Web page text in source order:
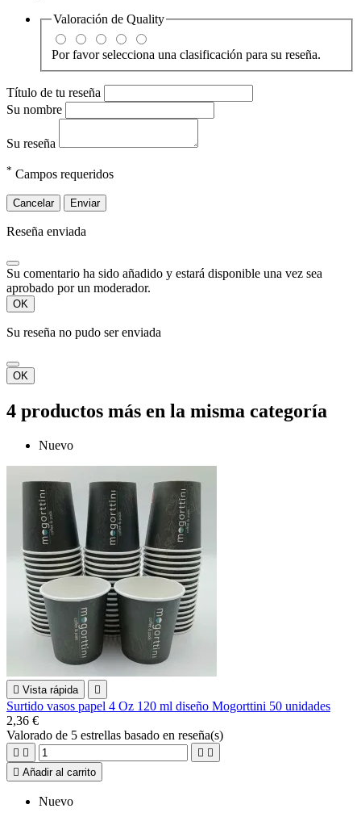
Valoración de Quality
Por favor selecciona una clasificación para su reseña.
Título de tu reseña
Su nombre
Su reseña
* Campos requeridos
Cancelar Enviar
Reseña enviada
Su comentario ha sido añadido y estará disponible una vez sea
aprobado por un moderador.
OK
Su reseña no pudo ser enviada
OK
4 productos más en la misma categoría
Nuevo
 Vista rápida 
Surtido vasos papel 4 Oz 120 ml diseño Mogorttini 50 unidades
2,36 €
Valorado de 5 estrellas basado en reseña(s)
   
 Añadir al carrito
Nuevo